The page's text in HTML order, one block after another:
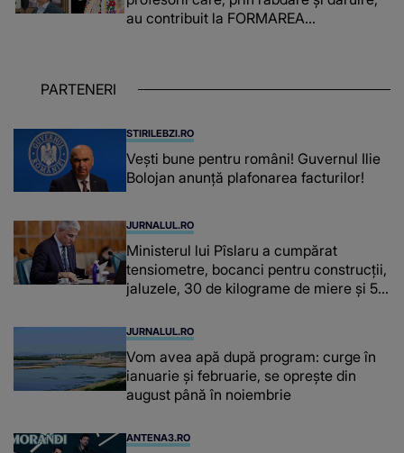
au contribuit la FORMAREA
chiar și după trecerea anilor: "De
PARTENERI
STIRILEBZI.RO
Vești bune pentru români! Guvernul Ilie
Bolojan anunță plafonarea facturilor!
JURNALUL.RO
Ministerul lui Pîslaru a cumpărat
tensiometre, bocanci pentru construcții,
jaluzele, 30 de kilograme de miere și 50
JURNALUL.RO
Vom avea apă după program: curge în
ianuarie și februarie, se oprește din
august până în noiembrie
ANTENA3.RO